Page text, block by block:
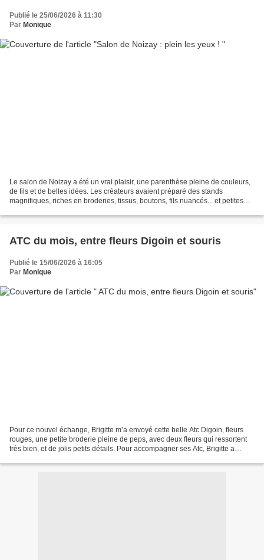
Publié le 25/06/2026 à 11:30
Par Monique
Le salon de Noizay a été un vrai plaisir, une parenthèse pleine de couleurs,
de fils et de belles idées. Les créateurs avaient préparé des stands
magnifiques, riches en broderies, tissus, boutons, fils nuancés... et petites
ATC du mois, entre fleurs Digoin et souris
Publié le 15/06/2026 à 16:05
Par Monique
Pour ce nouvel échange, Brigitte m’a envoyé cette belle Atc Digoin, fleurs
rouges, une petite broderie pleine de peps, avec deux fleurs qui ressortent
très bien, et de jolis petits détails. Pour accompagner ses Atc, Brigitte a